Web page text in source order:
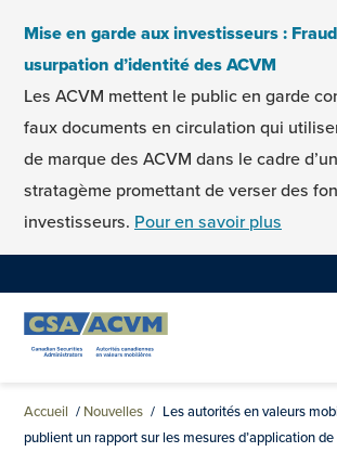
Mise en garde aux investisseurs :
usurpation d’identité des ACVM
Les ACVM mettent le public en garde
faux documents en circulation qui
de marque des ACVM dans le cadre d’un
stratagème promettant de verser des
investisseurs. Pour en savoir plus
Accueil / Nouvelles / Les autorités en valeurs
publient un rapport sur les mesures d’application